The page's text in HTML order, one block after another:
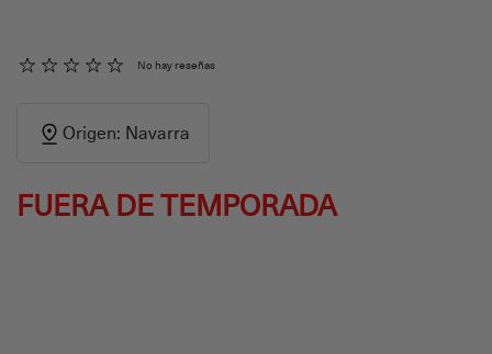
No hay reseñas
Origen: Navarra
FUERA DE TEMPORADA